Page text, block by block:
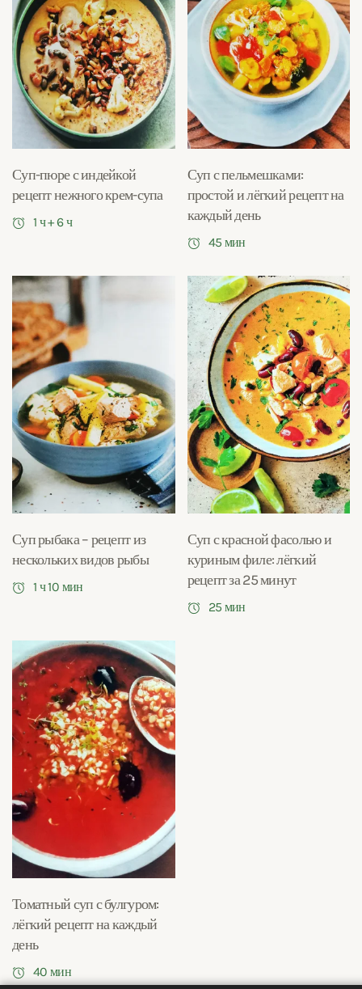
Суп-пюре с индейкой
рецепт нежного крем-супа
1 ч + 6 ч
Суп с пельмешками:
простой и лёгкий рецепт на
каждый день
45 мин
Суп рыбака – рецепт из
нескольких видов рыбы
1 ч 10 мин
Суп с красной фасолью и
куриным филе: лёгкий
рецепт за 25 минут
25 мин
Томатный суп с булгуром:
лёгкий рецепт на каждый
день
40 мин